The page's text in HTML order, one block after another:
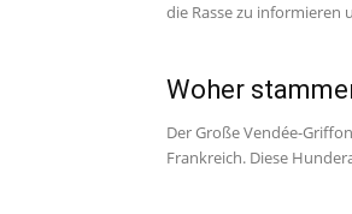
die Rasse zu informieren
Woher
Der Große Vendée-
Frankreich. Diese